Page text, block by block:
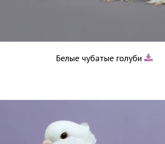
Белые чубатые голуби